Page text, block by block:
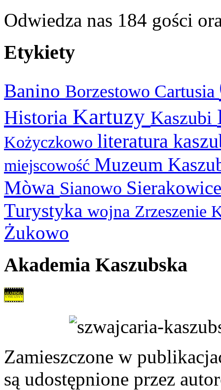
Odwiedza nas 184 gości
Etykiety
Banino Borzestowo Cartusia
Historia Kartuzy Kaszubi
Kożyczkowo literatura
miejscowość Muzeum
Mòwa Sianowo
Turystyka wojna Zrzeszenie
Żukowo
Akademia Kaszubska
Zamieszczone w
są udostępnione przez